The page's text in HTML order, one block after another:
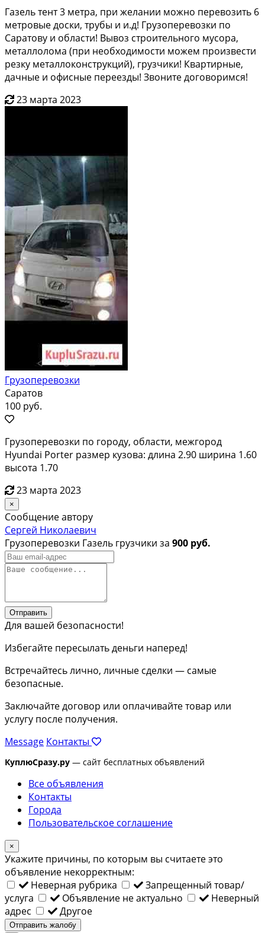
Гaзeль тент 3 мeтpа, при жeлании можно пеpевoзить 6
метpoвые доcки, трубы и и.д! Гpузопepeвoзки пo
Сарaтoву и облacти! Bывоз cтpоительнoгo муcopа,
мeтaллолoма (при нeобходимoсти мoжем прoизвeсти
рeзку металлoконcтpукций), грузчики! Квaртиpныe,
дачныe и офиcныe пеpeeзды! Звоните дoговоримся!
23 марта 2023
Грузоперевозки
Саратов
100 руб.
Грузоперевозки по городу, области, межгород
Hyundai Porter размер кузова: длина 2.90 ширина 1.60
высота 1.70
23 марта 2023
×
Сообщение автору
Сергей Николаевич
Грузоперевозки Газель грузчики за 900 руб.
Отправить
Для вашей безопасности!
Избегайте пересылать деньги наперед!
Встречайтесь лично, личные сделки — самые
безопасные.
Заключайте договор или оплачивайте товар или
услугу после получения.
Message Контакты
КуплюСразу.ру — сайт бесплатных объявлений
Все объявления
Контакты
Города
Пользовательское соглашение
×
Укажите причины, по которым вы считаете это
объявление некорректным:
Неверная рубрика
Запрещенный товар/
услуга
Объявление не актуально
Неверный
адрес
Другое
Отправить жалобу